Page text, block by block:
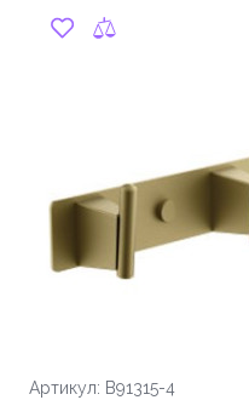
Артикул: B91315-4